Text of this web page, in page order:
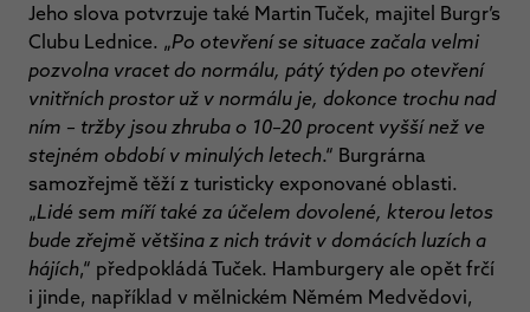
Jeho slova potvrzuje také Martin Tuček, majitel Burgr’s
Clubu Lednice. „Po otevření se situace začala velmi
pozvolna vracet do normálu, pátý týden po otevření
vnitřních prostor už v normálu je, dokonce trochu nad
ním – tržby jsou zhruba o 10–20 procent vyšší než ve
stejném období v minulých letech.“ Burgrárna
samozřejmě těží z turisticky exponované oblasti.
„Lidé sem míří také za účelem dovolené, kterou letos
bude zřejmě většina z nich trávit v domácích luzích a
hájích,“ předpokládá Tuček. Hamburgery ale opět frčí
i jinde, například v mělnickém Němém Medvědovi,